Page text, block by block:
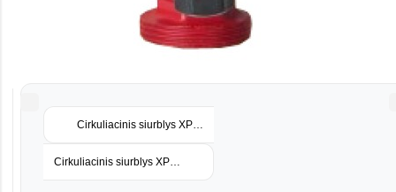
Cirkuliacinis siurblys XPS 25-6-180
Cirkuliacinis siurblys XPS 25-12-180